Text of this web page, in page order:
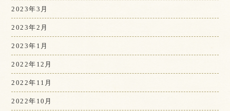
2023年3月
2023年2月
2023年1月
2022年12月
2022年11月
2022年10月